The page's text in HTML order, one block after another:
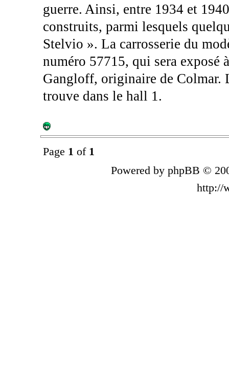
guerre. Ainsi, entre 1934 et
construits, parmi lesquels
Stelvio ». La carrosserie du
numéro 57715, qui sera exposé
Gangloff, originaire de Colmar.
trouve dans le hall 1.
Page 1 of 1
Powered by phpBB ©
http://